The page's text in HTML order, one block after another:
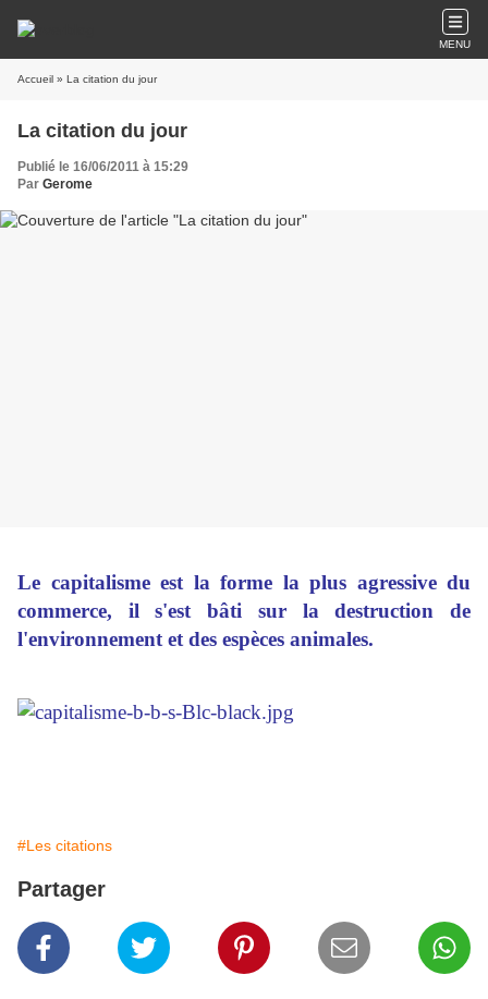
MENU
Accueil » La citation du jour
La citation du jour
Publié le 16/06/2011 à 15:29
Par Gerome
Le capitalisme est la forme la plus agressive du
commerce, il s'est bâti sur la destruction de
l'environnement et des espèces animales.
#Les citations
Partager